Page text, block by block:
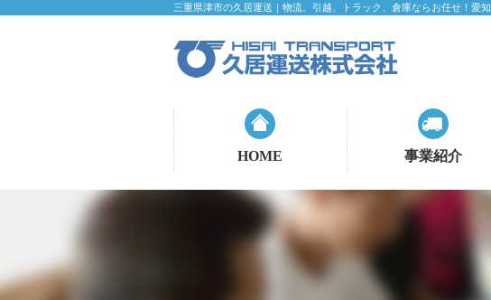
三重県津市の久居運送｜物流、引越、トラック、倉庫ならお任せ！愛
HOME 事業紹介